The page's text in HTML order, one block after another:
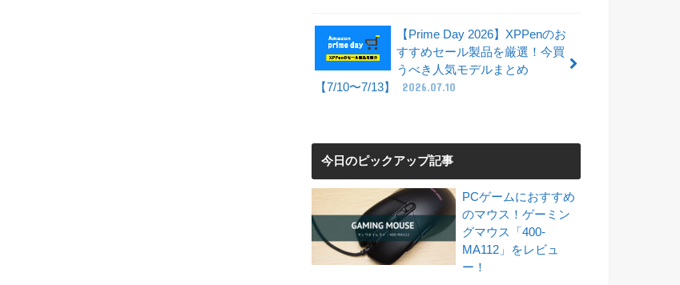
【Prime Day 2026】XPPenのお
すすめセール製品を厳選！今買
うべき人気モデルまとめ
【7/10〜7/13】
2026.07.10
今日のピックアップ記事
PCゲームにおすすめ
のマウス！ゲーミン
グマウス「400-
MA112」をレビュ
ー！